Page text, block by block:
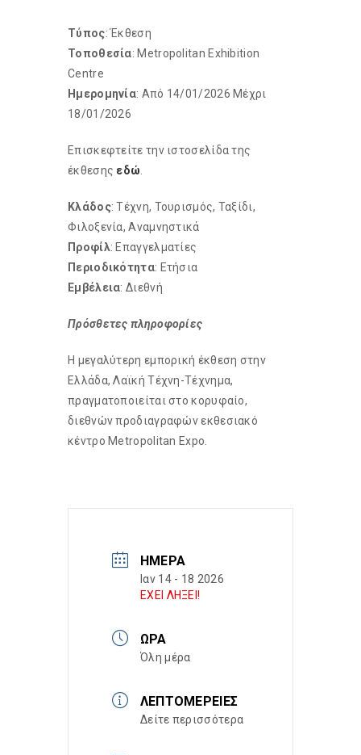
Τύπος: Έκθεση
Τοποθεσία: Metropolitan Exhibition
Centre
Ημερομηνία: Από 14/01/2026 Μέχρι
18/01/2026
Επισκεφτείτε την ιστοσελίδα της
έκθεσης εδώ
Κλάδος: Τέχνη, Τουρισμός, Ταξίδι,
Φιλοξενία, Αναμνηστικά
Προφίλ: Επαγγελματίες
Περιοδικότητα: Ετήσια
Εμβέλεια: Διεθνή
Πρόσθετες πληροφορίες
Η μεγαλύτερη εμπορική έκθεση στην
Ελλάδα, Λαϊκή Τέχνη-Tέχνημα,
πραγματοποιείται στο κορυφαίο,
διεθνών προδιαγραφών εκθεσιακό
κέντρο Metropolitan Expo.
ΗΜΈΡΑ
Ιαν 14 - 18 2026
ΕΧΕΙ ΛΗΞΕΙ!
ΏΡΑ
Όλη μέρα
ΛΕΠΤΟΜΈΡΕΙΕΣ
Δείτε περισσότερα